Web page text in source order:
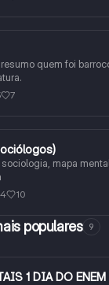
quem foi
7
mapa
10
populares 9
1 DIA DO ENEM